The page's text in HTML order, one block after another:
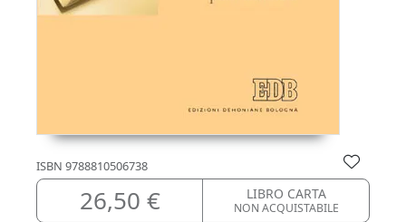
ISBN 9788810506738
26,50 € LIBRO CARTA
NON ACQUISTABILE